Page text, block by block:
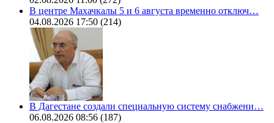
В центре Махачкалы 5 и 6 августа временно отключ…
04.08.2026 17:50 (214)
В Дагестане создали специальную систему снабжени…
06.08.2026 08:56 (187)